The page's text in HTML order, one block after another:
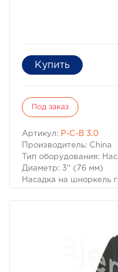
Под заказ
Артикул: P-C-B 3.0
Производитель: China
Тип оборудования:
Диаметр: 3'' (76 мм)
Насадка на шноркель